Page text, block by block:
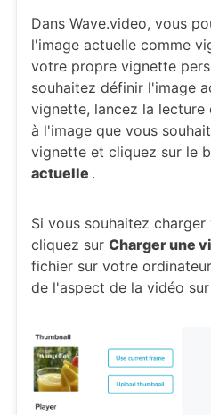
Dans Wave.video, vous
l'image actuelle comme
votre propre vignette
souhaitez définir l'image
vignette, lancez la
à l'image que vous
vignette et cliquez sur le
actuelle .
Si vous souhaitez
cliquez sur Charger une
fichier sur votre
de l'aspect de la vidéo